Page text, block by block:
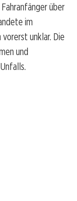
über
im
unklar. Die
und